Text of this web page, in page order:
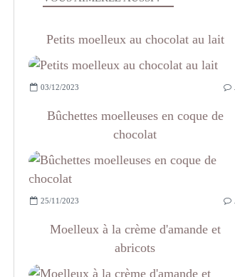
Petits moelleux au chocolat au lait
03/12/2023
Bûchettes moelleuses en coque de
chocolat
25/11/2023
Moelleux à la crème d'amande et
abricots